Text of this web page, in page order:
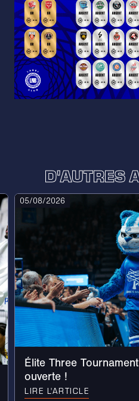
D'AUTRES
05/08/2026
Élite Three
ouverte !
LIRE L'ARTICLE